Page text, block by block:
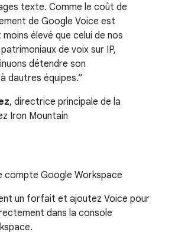
texte. Comme le coût de
de Google Voice est
élevé que celui de nos
de voix sur IP,
détendre son
dautres équipes.
, directrice principale de la
Iron Mountain
compte Google Workspace
un forfait et ajoutez Voice pour
dans la console